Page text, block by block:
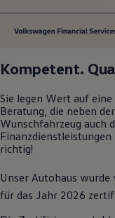
Kompetent.
Sie legen Wert auf
Beratung, die neben
Wunschfahrzeug auch
richtig!
Unser Autohaus wurde
für das Jahr 2026